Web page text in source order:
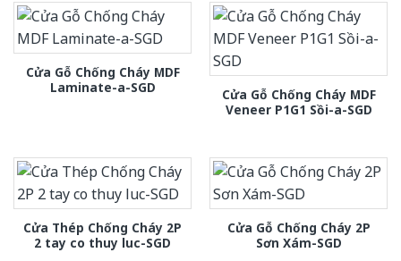
Cửa Gỗ Chống Cháy MDF
Laminate-a-SGD
Cửa Gỗ Chống Cháy MDF
Veneer P1G1 Sồi-a-SGD
Cửa Thép Chống Cháy 2P
2 tay co thuy luc-SGD
Cửa Gỗ Chống Cháy 2P
Sơn Xám-SGD